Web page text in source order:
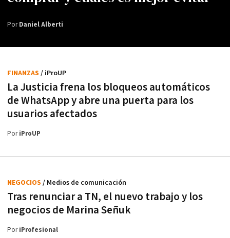
PorDaniel Alberti
La Justicia frena los bloqueos automáticos
de WhatsApp y abre una puerta para los
usuarios afectados
FINANZAS / iProUP
PoriProUP
Tras renunciar a TN, el nuevo trabajo y los
negocios de Marina Señuk
NEGOCIOS / Medios de comunicación
PoriProfesional